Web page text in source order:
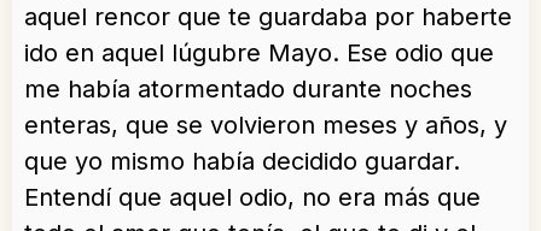
aquel rencor que te guardaba por haberte
ido en aquel lúgubre Mayo. Ese odio que
me había atormentado durante noches
enteras, que se volvieron meses y años, y
que yo mismo había decidido guardar.
Entendí que aquel odio, no era más que